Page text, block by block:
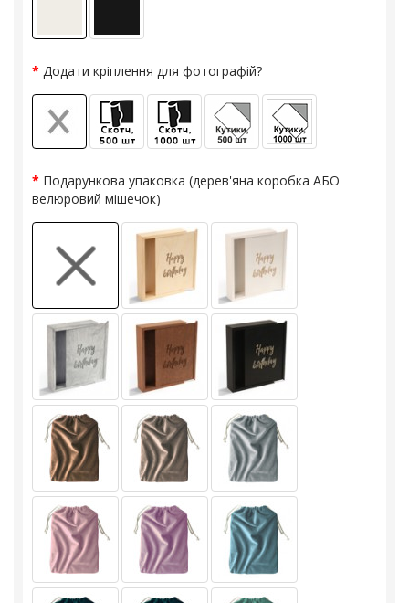
Додати кріплення для фотографій?
Подарункова упаковка (дерев'яна коробка АБО
велюровий мішечок)